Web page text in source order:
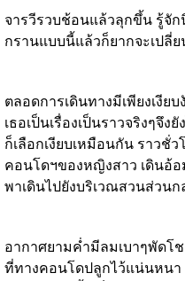
จารวีรวบช้อนแล้วลุกขึ้น รู้จั
กรานแบบนี้แล้วก็ยากจะเปลี่ย
ตลอดการเดินทางมีเพียงเงีย
เธอเป็นเรื่องเป็นราวจริงๆจึ
ก็เลือกเงียบเหมือนกัน ราวชั่
คอนโดฯของหญิงสาว เดินอ้
พาเดินไปยังบริเวณสวนส่วนก
อากาศยามค่ำมีลมเบาๆพัดโ
ที่ทางคอนโดปลูกไว้แน่นหน